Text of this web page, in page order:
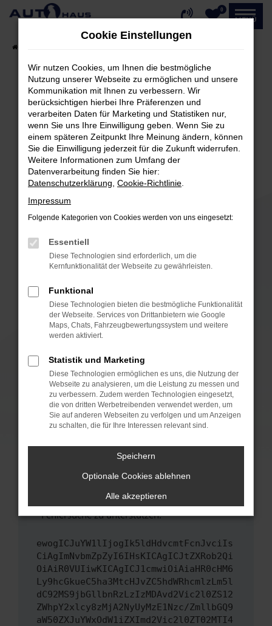
Zum
0
MENÜ
Fehler: Network Error
Beim Laden ist ein Fehler aufgetreten.
Hier sind ein paar Tipps, die dir helfen können:
Überprüfe deine Firewall und deine
Internetverbindung.
Laden andere Webseiten, zum Beispiel deine
Suchmaschine?
Prüfe deine Browsererweiterungen.
können das Laden bestimmter Seiten
verhindern. Funktioniert die Seite in einem
anderen Browser oder in einem privaten
Fenster?
Starte dein Gerät neu.
Das kann manchmal helfen, vorübergehende
Probleme zu beheben.
Betriebssystem auf dem neuesten Stand
sind.
Veraltete Software birgt nicht nur ein
Sicherheitsrisiko, sondern kann auch dazu
führen, dass bestimmte Funktionen nicht mehr
unterstützt werden.
Wende dich an den Webseitenbetreiber.
Wenn du alle oben genannten Schritte versucht
hast, kontaktiere uns bitte. Wir werden
uns diesen Text schicken, um uns bei der
Fehlersuche zu unterstützen:
ewogICJuYW1lIjogIk5ldHdvcmtFcnJvciIs
CiAgImNvbmZpZyI6IHsKICAgICJtZXRob2Qi
OiAiR0VUIiwKICAgICJ1cmwiOiAiaHR0cHM6
Ly9hcGkueC5ha3MtcHJvZC5hdWRhcmlzLm5l
dC92MS9jbGllbnRzLzIzMDAvd2Vic2l0ZS12
ZWhpY2xlcy8zMjA2NyUyMzE1Nzc/ZmllbGQ9
aW50ZXJuYWxOdW1iZXImd2Vic2l0ZT02MTI4
Cookie Einstellungen
Wir nutzen Cookies, um Ihnen die bestmögliche
Nutzung unserer Webseite zu ermöglichen und unsere
Kommunikation mit Ihnen zu verbessern. Wir
berücksichtigen hierbei Ihre Präferenzen und
verarbeiten Daten für Marketing und Statistiken nur,
wenn Sie uns Ihre Einwilligung geben. Wenn Sie zu
einem späteren Zeitpunkt Ihre Meinung ändern, können
Sie die Einwilligung jederzeit für die Zukunft widerrufen.
Weitere Informationen zum Umfang der
Datenverarbeitung finden Sie hier:
Datenschutzerklärung Cookie-Richtlinie
Impressum
Folgende Kategorien von Cookies werden von uns eingesetzt:
Essentiell
Diese Technologien sind erforderlich, um die
Kernfunktionalität der Webseite zu gewährleisten.
Funktional
Diese Technologien bieten die bestmögliche Funktionalität
der Webseite. Services von Drittanbietern wie Google
Maps, Chats, Fahrzeugbewertungssystem und weitere
werden aktiviert.
Statistik und Marketing
Diese Technologien ermöglichen es uns, die Nutzung der
Webseite zu analysieren, um die Leistung zu messen und
zu verbessern. Zudem werden Technologien eingesetzt,
die von dritten Werbetreibenden verwendet werden, um
Sie auf anderen Webseiten zu verfolgen und um Anzeigen
zu schalten, die für Ihre Interessen relevant sind.
Speichern
Optionale Cookies ablehnen
Alle akzeptieren